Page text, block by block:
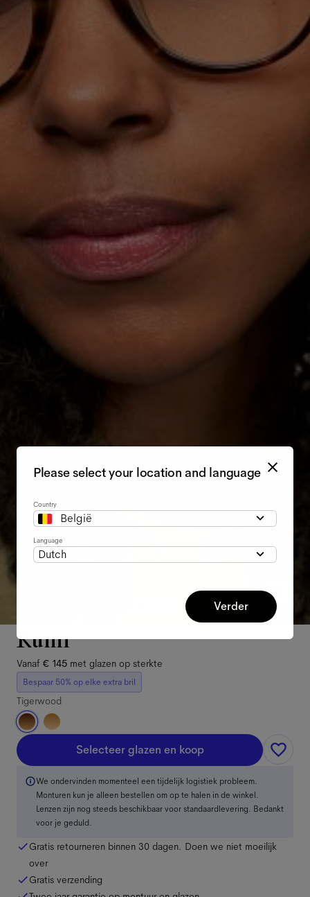
Rumi
Vanaf € 145 met glazen op sterkte
Bespaar 50% op elke extra bril
Tigerwood
Selecteer glazen en koop
We ondervinden momenteel een tijdelijk logistiek probleem.
Monturen kun je alleen bestellen om op te halen in de winkel.
Lenzen zijn nog steeds beschikbaar voor standaardlevering. Bedankt
voor je geduld.
Gratis retourneren binnen 30 dagen. Doen we niet moeilijk
over
Gratis verzending
Please select your location and language
Country
België
Language
Dutch
Verder